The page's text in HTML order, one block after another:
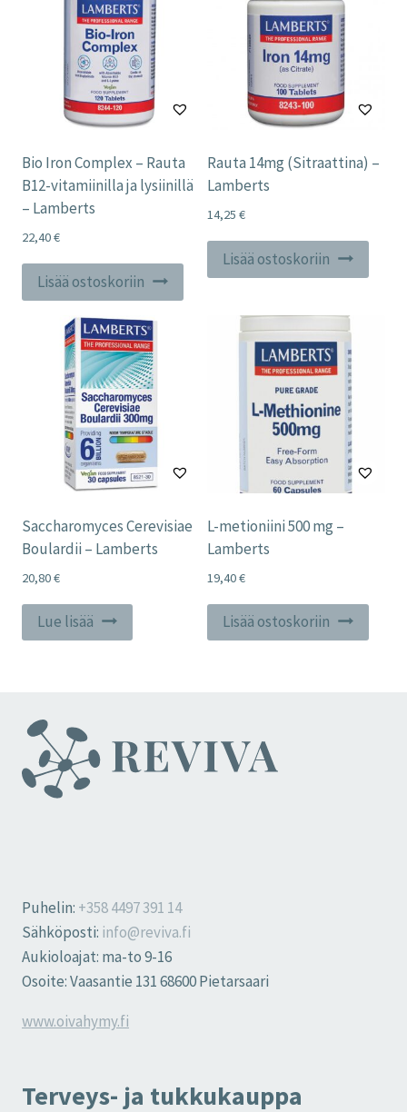
Bio Iron Complex – Rauta
B12-vitamiinilla ja lysiinillä
– Lamberts
22,40€
Lisää ostoskoriin
Rauta 14mg (Sitraattina) –
Lamberts
14,25 €
Lisää ostoskoriin
Saccharomyces Cerevisiae
Boulardii – Lamberts
20,80€
Lue lisää
L-metioniini 500 mg –
Lamberts
19,40€
Lisää ostoskoriin
Puhelin: +358 4497 391 14
Sähköposti: info@reviva.fi
Aukioloajat: ma-to 9-16
Osoite: Vaasantie 131 68600 Pietarsaari
www.oivahymy.fi
Terveys- ja tukkukauppa